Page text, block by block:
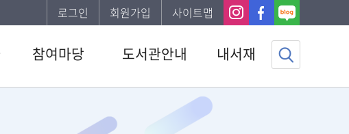
로그인 회원가입 사이트맵
참여마당 도서관안내
이용안내
내서재
기본정보